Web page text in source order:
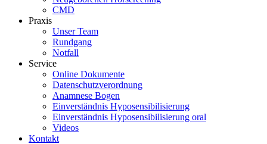
CMD
Praxis
Unser Team
Rundgang
Notfall
Service
Online Dokumente
Datenschutzverordnung
Anamnese Bogen
Einverständnis Hyposensibilisierung
Einverständnis Hyposensibilisierung oral
Videos
Kontakt